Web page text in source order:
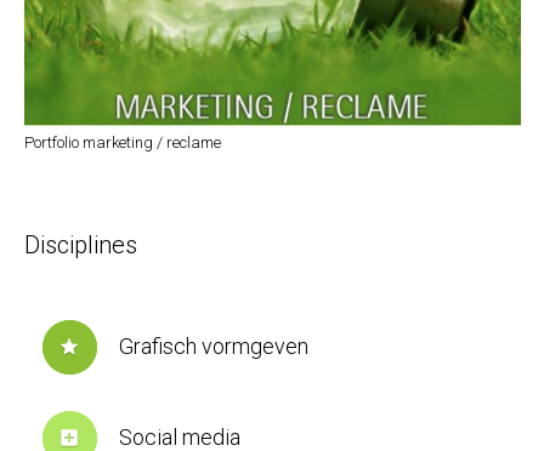
Portfolio marketing / reclame
Disciplines
star Grafisch vormgeven
add_box Social media